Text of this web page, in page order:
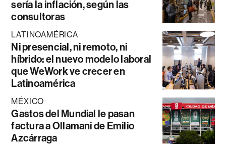
sería la inflación, según las
consultoras
LATINOAMÉRICA
Ni presencial, ni remoto, ni
híbrido: el nuevo modelo laboral
que WeWork ve crecer en
Latinoamérica
MÉXICO
Gastos del Mundial le pasan
factura a Ollamani de Emilio
Azcárraga